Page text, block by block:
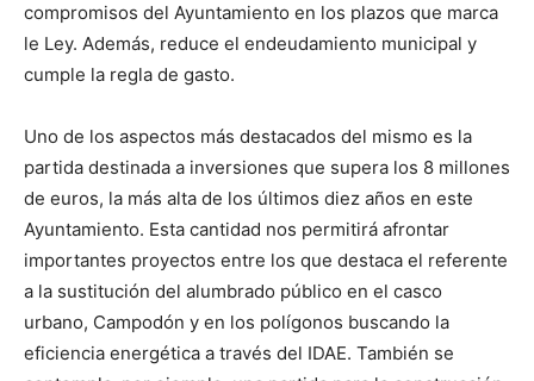
compromisos del Ayuntamiento en los plazos que marca
le Ley. Además, reduce el endeudamiento municipal y
cumple la regla de gasto.
Uno de los aspectos más destacados del mismo es la
partida destinada a inversiones que supera los 8 millones
de euros, la más alta de los últimos diez años en este
Ayuntamiento. Esta cantidad nos permitirá afrontar
importantes proyectos entre los que destaca el referente
a la sustitución del alumbrado público en el casco
urbano, Campodón y en los polígonos buscando la
eficiencia energética a través del IDAE. También se